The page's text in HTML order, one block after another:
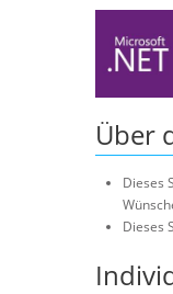
Über
Dieses
Dieses